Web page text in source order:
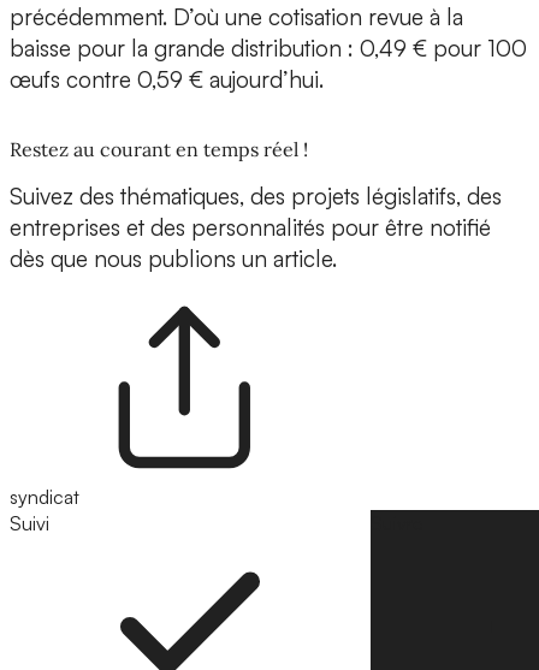
précédemment. D’où une cotisation revue à la
baisse pour la grande distribution : 0,49 € pour 100
œufs contre 0,59 € aujourd’hui.
Restez au courant en temps réel !
Suivez des thématiques, des projets législatifs, des
entreprises et des personnalités pour être notifié
dès que nous publions un article.
syndicat
Suivi